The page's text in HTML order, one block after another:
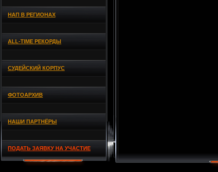
НАП В РЕГИОНАХ
ALL-TIME РЕКОРДЫ
СУДЕЙСКИЙ КОРПУС
ФОТОАРХИВ
НАШИ ПАРТНЁРЫ
ПОДАТЬ ЗАЯВКУ НА УЧАСТИЕ